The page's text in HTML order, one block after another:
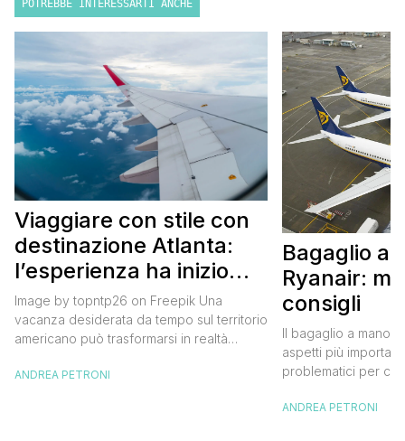
POTREBBE INTERESSARTI ANCHE
Viaggiare con stile con
destinazione Atlanta:
l’esperienza ha inizio
con un volo Air France
Image by topntp26 on Freepik Una
vacanza desiderata da tempo sul territorio
americano può trasformarsi in realtà
France. Tale realtà, fondata nel 1933, ha
ANDREA PETRONI
Bagaglio a
Ryanair:
consigli
Il bagaglio a mano
aspetti più
problematici per chi
bagaglio cambiano
ANDREA PETRONI